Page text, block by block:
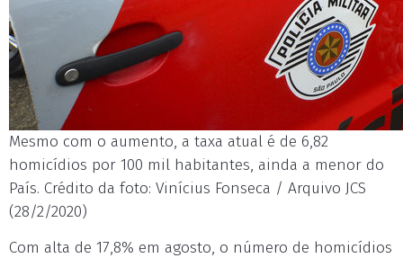
Mesmo com o aumento, a taxa atual é de 6,82
homicídios por 100 mil habitantes, ainda a menor do
País. Crédito da foto: Vinícius Fonseca / Arquivo JCS
(28/2/2020)
Com alta de 17,8% em agosto, o número de homicídios